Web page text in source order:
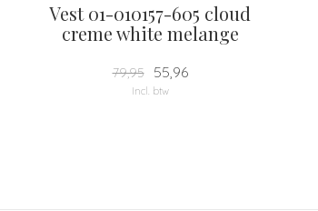
Vest 01-010157-605 cloud
creme white melange
79,95 55,96
Incl. btw